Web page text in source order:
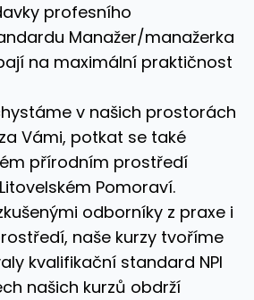
profesního
Manažer/manažerka
na maximální praktičnost
v našich prostorách
Vámi, potkat se také
přírodním prostředí
Pomoraví.
odborníky z praxe i
naše kurzy tvoříme
kvalifikační standard NPI
našich kurzů obdrží